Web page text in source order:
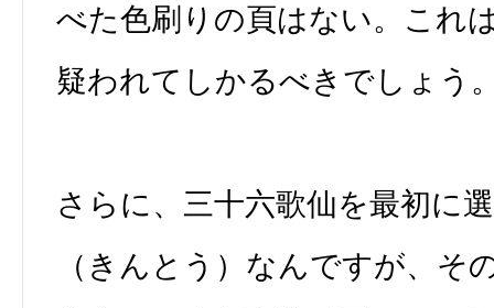
べた色刷りの頁はない。これ
疑われてしかるべきでしょう
さらに、三十六歌仙を最初に
（きんとう）なんですが、そ